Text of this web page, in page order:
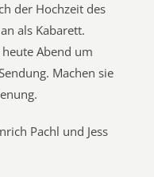
der Hochzeit des
als Kabarett.
Abend um
Machen sie
Pachl und Jess